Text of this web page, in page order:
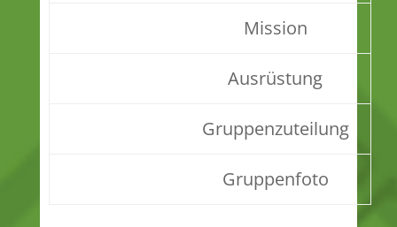
Mission
Ausrüstung
Gruppenzuteilung
Gruppenfoto